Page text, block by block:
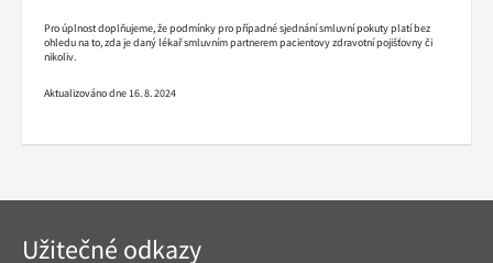
Pro úplnost doplňujeme, že podmínky pro případné sjednání smluvní pokuty platí bez
ohledu na to, zda je daný lékař smluvním partnerem pacientovy zdravotní pojišťovny či
nikoliv.
Aktualizováno dne 16. 8. 2024
Navigace
Užitečné odkazy